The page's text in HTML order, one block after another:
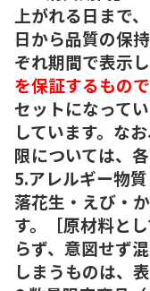
上がれる日まで
日から品質の保
ぞれ期間で表示し
を保証するもの
セットになって
しています。な
限については、
5.アレルギー物
落花生・えび・
す。［原材料と
らず、意図せず
しまうものは、